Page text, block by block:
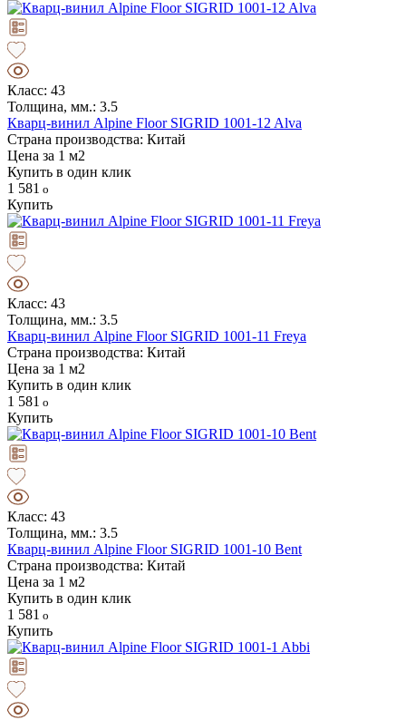
Класс: 43
Толщина, мм.: 3.5
Кварц-винил Alpine Floor SIGRID 1001-12 Alva
Страна производства: Китай
Цена за 1 м2
Купить в один клик
1 581
Купить
Класс: 43
Толщина, мм.: 3.5
Кварц-винил Alpine Floor SIGRID 1001-11 Freya
Страна производства: Китай
Цена за 1 м2
Купить в один клик
1 581
Купить
Класс: 43
Толщина, мм.: 3.5
Кварц-винил Alpine Floor SIGRID 1001-10 Bent
Страна производства: Китай
Цена за 1 м2
Купить в один клик
1 581
Купить